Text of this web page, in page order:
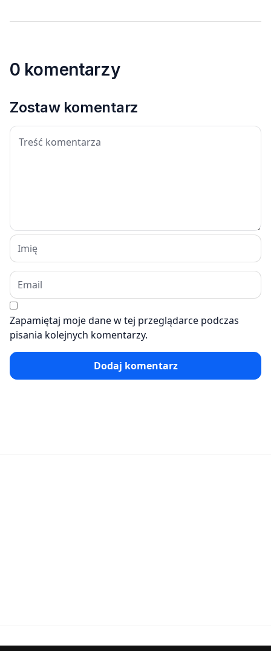
0 komentarzy
Zostaw komentarz
Zapamiętaj moje dane w tej przeglądarce podczas
pisania kolejnych komentarzy.
Dodaj komentarz